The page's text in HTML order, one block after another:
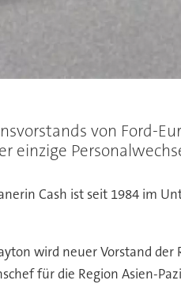
von Ford-
einzige
Cash ist seit 1984 im
wird neuer Vorstand
für die Region Asien-